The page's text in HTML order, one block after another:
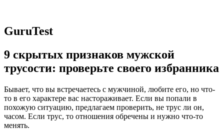
GuruTest
9 скрытых признаков мужской
трусости: проверьте своего избранника
Бывает, что вы встречаетесь с мужчиной, любите его, но что-
то в его характере вас настораживает. Если вы попали в
похожую ситуацию, предлагаем проверить, не трус ли он,
часом. Если трус, то отношения обречены и нужно что-то
менять.